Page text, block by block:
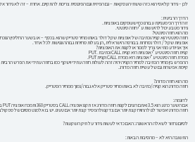
לכן – גידור קלאסי הוא כזה ששתי העסקאות – גם הפיזית וגם הפיננסית צריכות להתקיים. אחרת – זה לא גידור
הדרך הרביעית:
זו הדרך הכי מעניינת עבורנו כמי שעוסקים באופציות.
גידור מטבע יכול להיעשות ע”י חוזה סינטטי.
מה הוא חוזה סינטטי?
חוזה סינטטי הוא קנייה וכתיבה של אופציות שקל דולר באותו מחיר סטרייק שהוא בכסף – או בשער החליפין הנוכחי.
אופציות שקל / דולר נסחרות בבורסה הישראלית, הן בעלות סחירות גבוהה ונגישות לכל אחד.
איך אני יודע מתי אני צריך למכור או לקנות את האופציות?
קניית חוזה סינטטי ע”י אופציות היא קניית CALL וכתיבת .PUT
מכירת חוזה סינטטי ע”י אופציות היא מכירת CALL וקניית PUT.
ההפרש בין מחיר הכתיבה למחיר הקנייה יהיה זהה לעולות חוזה עתידי וישקף כמו בחוזה עתידי את הפרש הרביות
קיימת אפשרות גם של עשיית חוזה מדורג.
מה הוא חוזה מדורג?
חוזה מדורג הוא קנייה/כתיבה לא באותו מחיר סטרייק אלא גבוה/נמוך ממחיר הסטרייק.
לדוגמה:
אם השער כרגע הוא 3.5 ואתם רוצים לקנות חוזה מדורג אז תקנו אופציה CALL בסטרייק 360 ותמכרו אופציה PUT בסטרייק 340.
חוזה מדורג יאפשר לנו להרוויח קצת יותר אם צדקנו ולהפסיד קצת יותר אם טעינו. יש בו אלמנט מסוים של
לסיום נחזור לשאלה הראשונה: האם כדאי לעשות גידור על תיק השקעות?
התשובה היא לא – מהסיבות הבאות: